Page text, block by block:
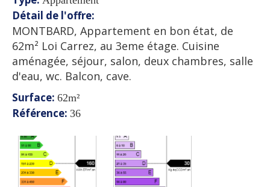
Détail de l'offre:
MONTBARD, Appartement en bon état, de
62m² Loi Carrez, au 3eme étage. Cuisine
aménagée, séjour, salon, deux chambres, salle
d'eau, wc. Balcon, cave.
Surface: 62m²
Référence: 36